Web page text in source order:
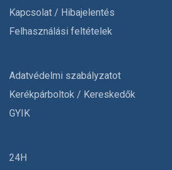
Kapcsolat / Hibajelentés
Felhasználási feltételek
Adatvédelmi szabályzatot
Kerékpárboltok / Kereskedők
GYIK
24H